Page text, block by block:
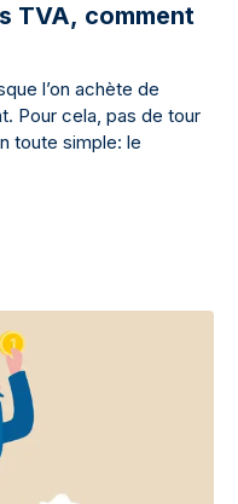
TVA, comment
l’on achète de
Pour cela, pas de tour
toute simple: le